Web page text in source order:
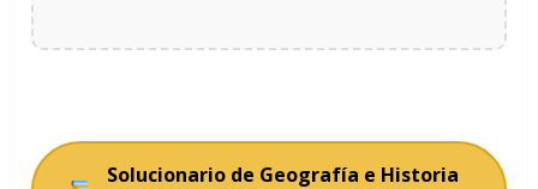
Solucionario de Geografía e Historia